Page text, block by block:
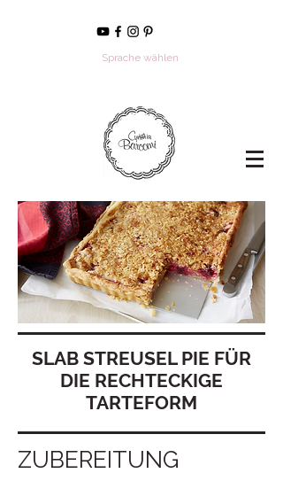
Sprache wählen
SLAB STREUSEL PIE FÜR
DIE RECHTECKIGE
TARTEFORM
ZUBEREITUNG